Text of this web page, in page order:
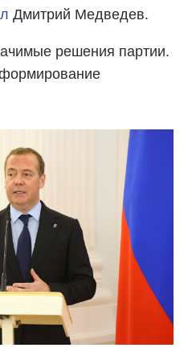
Дмитрий Медведев.
решения партии.